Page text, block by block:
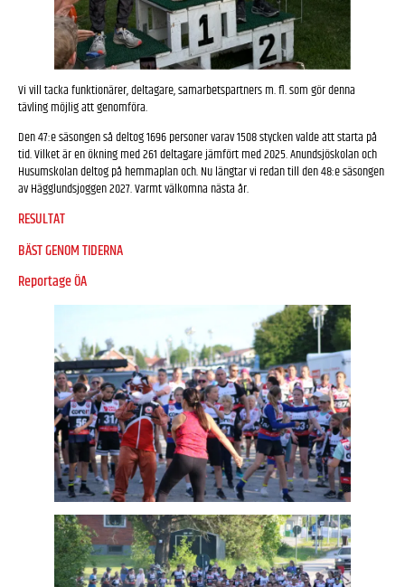
Vi vill tacka funktionärer, deltagare, samarbetspartners m. fl. som gör denna
tävling möjlig att genomföra.
Den 47:e säsongen så deltog 1696 personer varav 1508 stycken valde att starta på
tid. Vilket är en ökning med 261 deltagare jämfört med 2025. Anundsjöskolan och
Husumskolan deltog på hemmaplan och. Nu längtar vi redan till den 48:e säsongen
av Hägglundsjoggen 2027. Varmt välkomna nästa år.
RESULTAT
BÄST GENOM TIDERNA
Reportage ÖA